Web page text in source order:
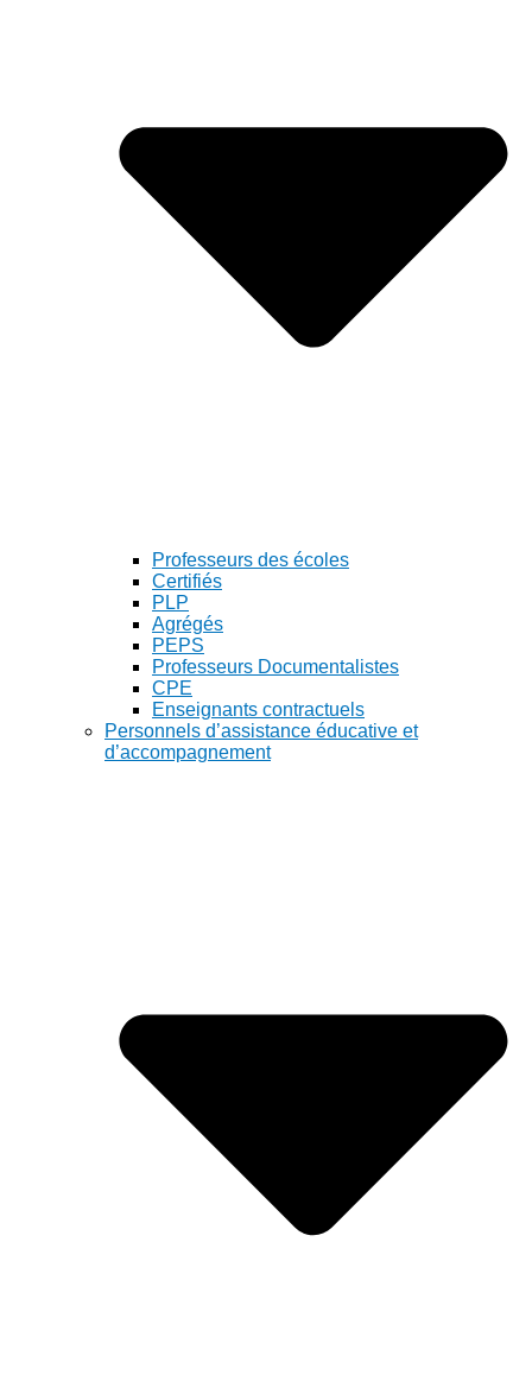
Professeurs des écoles
Certifiés
PLP
Agrégés
PEPS
Professeurs Documentalistes
CPE
Enseignants contractuels
Personnels d’assistance éducative et
d’accompagnement